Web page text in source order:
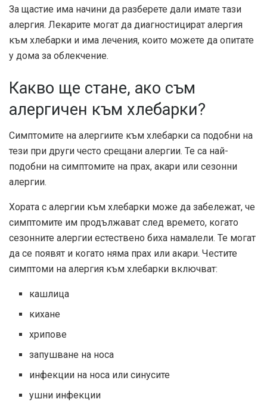
За щастие има начини да разберете дали имате тази
алергия. Лекарите могат да диагностицират алергия
към хлебарки и има лечения, които можете да опитате
у дома за облекчение.
Какво ще стане, ако съм
алергичен към хлебарки?
Симптомите на алергиите към хлебарки са подобни на
тези при други често срещани алергии. Те са най-
подобни на симптомите на прах, акари или сезонни
алергии.
Хората с алергии към хлебарки може да забележат, че
симптомите им продължават след времето, когато
сезонните алергии естествено биха намалели. Те могат
да се появят и когато няма прах или акари. Честите
симптоми на алергия към хлебарки включват:
кашлица
кихане
хрипове
запушване на носа
инфекции на носа или синусите
ушни инфекции